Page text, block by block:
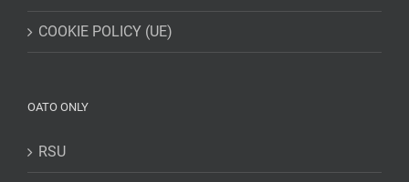
COOKIE POLICY (UE)
OATO ONLY
RSU